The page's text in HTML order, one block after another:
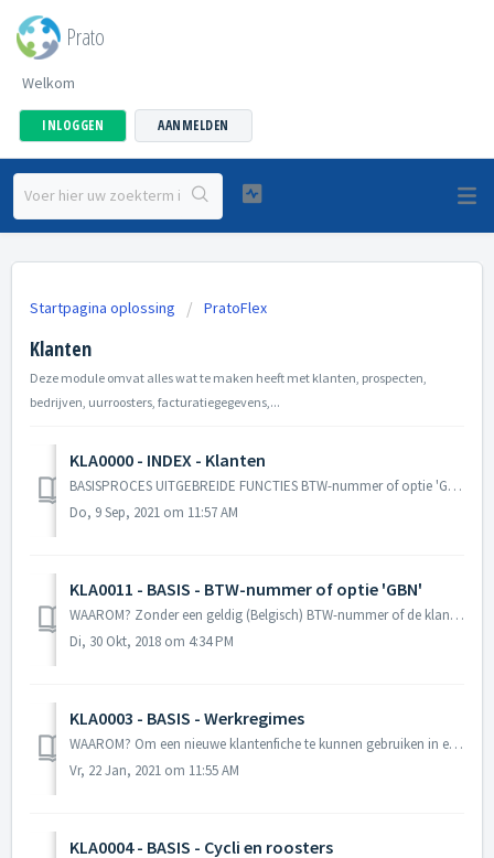
Prato
Welkom
INLOGGEN AANMELDEN
Startpagina oplossing PratoFlex
Klanten
Deze module omvat alles wat te maken heeft met klanten, prospecten,
bedrijven, uurroosters, facturatiegegevens,...
KLA0000 - INDEX - Klanten
BASISPROCES UITGEBREIDE FUNCTIES BTW-nummer of optie 'GBN' Werkregimes Cycli en roosters Verzendwijze documenten instellen Klantennummer aa...
Do, 9 Sep, 2021 om 11:57 AM
KLA0011 - BASIS - BTW-nummer of optie 'GBN'
WAAROM? Zonder een geldig (Belgisch) BTW-nummer of de klantenoptie 'GBN' kan ik geen contract opmaken voor een klantenfiche. Bij het aanmaken van e...
Di, 30 Okt, 2018 om 4:34 PM
KLA0003 - BASIS - Werkregimes
WAAROM? Om een nieuwe klantenfiche te kunnen gebruiken in een nieuw contract moet er minstens 1 werkregime (bedienden of arbeiders) geactiveerd worden. In...
Vr, 22 Jan, 2021 om 11:55 AM
KLA0004 - BASIS - Cycli en roosters